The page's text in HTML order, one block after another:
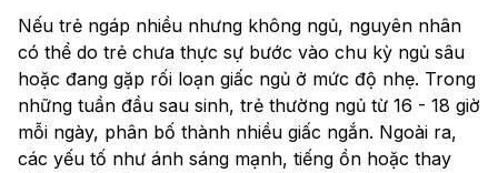
Nếu trẻ ngáp nhiều nhưng không ngủ, nguyên nhân
có thể do trẻ chưa thực sự bước vào chu kỳ ngủ sâu
hoặc đang gặp rối loạn giấc ngủ ở mức độ nhẹ. Trong
những tuần đầu sau sinh, trẻ thường ngủ từ 16 - 18 giờ
mỗi ngày, phân bố thành nhiều giấc ngắn. Ngoài ra,
các yếu tố như ánh sáng mạnh, tiếng ồn hoặc thay